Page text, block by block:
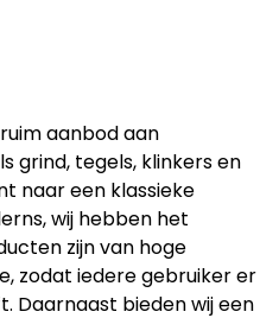
aanbod aan
grind, tegels, klinkers en
naar een klassieke
wij hebben het
zijn van hoge
zodat iedere gebruiker er
Daarnaast bieden wij een